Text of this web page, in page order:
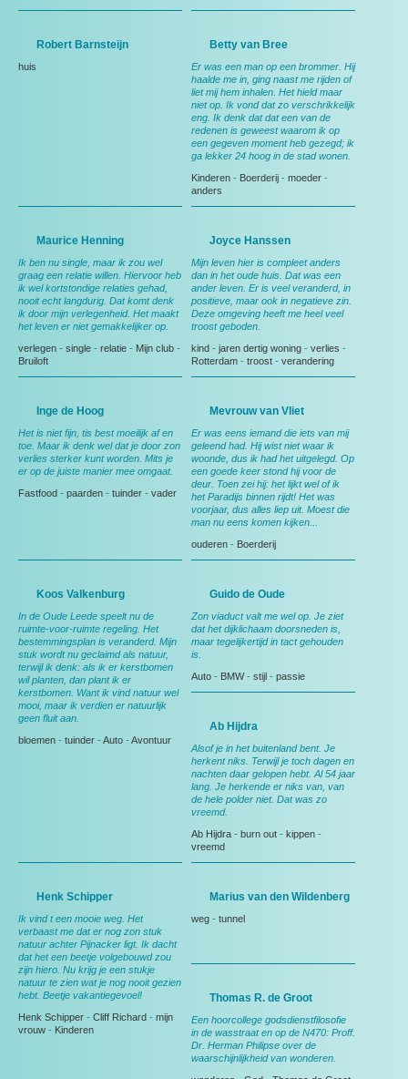
Robert Barnsteijn
huis
Betty van Bree
Er was een man op een brommer. Hij
haalde me in, ging naast me rijden of
liet mij hem inhalen. Het hield maar
niet op. Ik vond dat zo verschrikkelijk
eng. Ik denk dat dat een van de
redenen is geweest waarom ik op
een gegeven moment heb gezegd; ik
ga lekker 24 hoog in de stad wonen.
Kinderen - Boerderij - moeder -
anders
Maurice Henning
Ik ben nu single, maar ik zou wel
graag een relatie willen. Hiervoor heb
ik wel kortstondige relaties gehad,
nooit echt langdurig. Dat komt denk
ik door mijn verlegenheid. Het maakt
het leven er niet gemakkelijker op.
verlegen - single - relatie - Mijn club -
Bruiloft
Joyce Hanssen
Mijn leven hier is compleet anders
dan in het oude huis. Dat was een
ander leven. Er is veel veranderd, in
positieve, maar ook in negatieve zin.
Deze omgeving heeft me heel veel
troost geboden.
kind - jaren dertig woning - verlies -
Rotterdam - troost - verandering
Inge de Hoog
Het is niet fijn, tis best moeilijk af en
toe. Maar ik denk wel dat je door zon
verlies sterker kunt worden. Mits je
er op de juiste manier mee omgaat.
Fastfood - paarden - tuinder - vader
Mevrouw van Vliet
Er was eens iemand die iets van mij
geleend had. Hij wist niet waar ik
woonde, dus ik had het uitgelegd. Op
een goede keer stond hij voor de
deur. Toen zei hij: het lijkt wel of ik
het Paradijs binnen rijdt! Het was
voorjaar, dus alles liep uit. Moest die
man nu eens komen kijken...
ouderen - Boerderij
Koos Valkenburg
In de Oude Leede speelt nu de
ruimte-voor-ruimte regeling. Het
bestemmingsplan is veranderd. Mijn
stuk wordt nu geclaimd als natuur,
terwijl ik denk: als ik er kerstbomen
wil planten, dan plant ik er
kerstbomen. Want ik vind natuur wel
mooi, maar ik verdien er natuurlijk
geen fluit aan.
bloemen - tuinder -Auto -Avontuur
Guido de Oude
Zon viaduct valt me wel op. Je ziet
dat het dijklichaam doorsneden is,
maar tegelijkertijd in tact gehouden
is.
Auto - BMW- stijl - passie
Ab Hijdra
Alsof je in het buitenland bent. Je
herkent niks. Terwijl je toch dagen en
nachten daar gelopen hebt. Al 54 jaar
lang. Je herkende er niks van, van
de hele polder niet. Dat was zo
vreemd.
Ab Hijdra - burn out - kippen -
vreemd
Henk Schipper
Ik vind t een mooie weg. Het
verbaast me dat er nog zon stuk
natuur achter Pijnacker ligt. Ik dacht
dat het een beetje volgebouwd zou
zijn hiero. Nu krijg je een stukje
natuur te zien wat je nog nooit gezien
hebt. Beetje vakantiegevoel!
Henk Schipper - Cliff Richard - mijn
vrouw - Kinderen
Marius van den Wildenberg
weg - tunnel
Thomas R. de Groot
Een hoorcollege godsdienstfilosofie
in de wasstraat en op de N470: Proff.
Dr. Herman Philipse over de
waarschijnlijkheid van wonderen.